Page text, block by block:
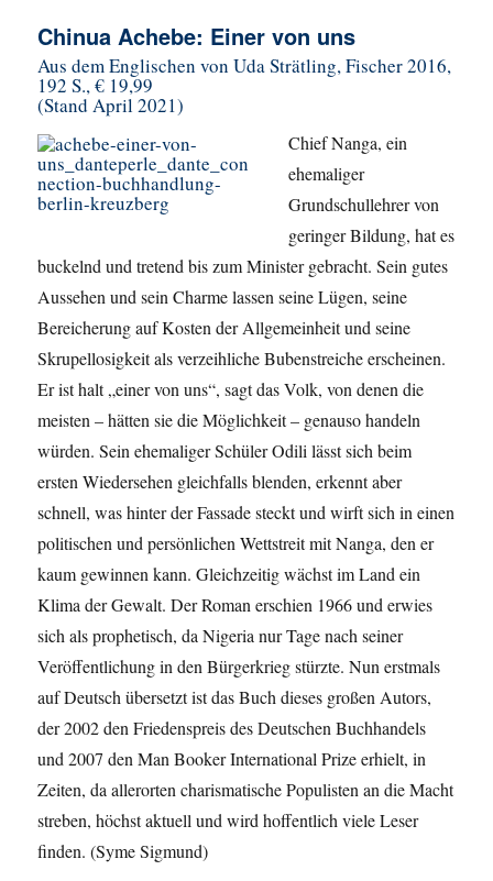
Chinua Achebe: Einer von uns
Aus dem Englischen von Uda Strätling, Fischer 2016,
192 S., € 19,99
(Stand April 2021)
Chief Nanga, ein
ehemaliger
Grundschullehrer von
geringer Bildung, hat es
buckelnd und tretend bis zum Minister gebracht. Sein gutes
Aussehen und sein Charme lassen seine Lügen, seine
Bereicherung auf Kosten der Allgemeinheit und seine
Skrupellosigkeit als verzeihliche Bubenstreiche erscheinen.
Er ist halt „einer von uns“, sagt das Volk, von denen die
meisten – hätten sie die Möglichkeit – genauso handeln
würden. Sein ehemaliger Schüler Odili lässt sich beim
ersten Wiedersehen gleichfalls blenden, erkennt aber
schnell, was hinter der Fassade steckt und wirft sich in einen
politischen und persönlichen Wettstreit mit Nanga, den er
kaum gewinnen kann. Gleichzeitig wächst im Land ein
Klima der Gewalt. Der Roman erschien 1966 und erwies
sich als prophetisch, da Nigeria nur Tage nach seiner
Veröffentlichung in den Bürgerkrieg stürzte. Nun erstmals
auf Deutsch übersetzt ist das Buch dieses großen Autors,
der 2002 den Friedenspreis des Deutschen Buchhandels
und 2007 den Man Booker International Prize erhielt, in
Zeiten, da allerorten charismatische Populisten an die Macht
streben, höchst aktuell und wird hoffentlich viele Leser
finden. (Syme Sigmund)